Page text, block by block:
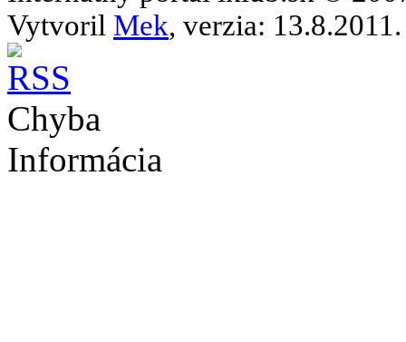
Vytvoril Mek, verzia: 13.8.2011.
Chyba
Informácia